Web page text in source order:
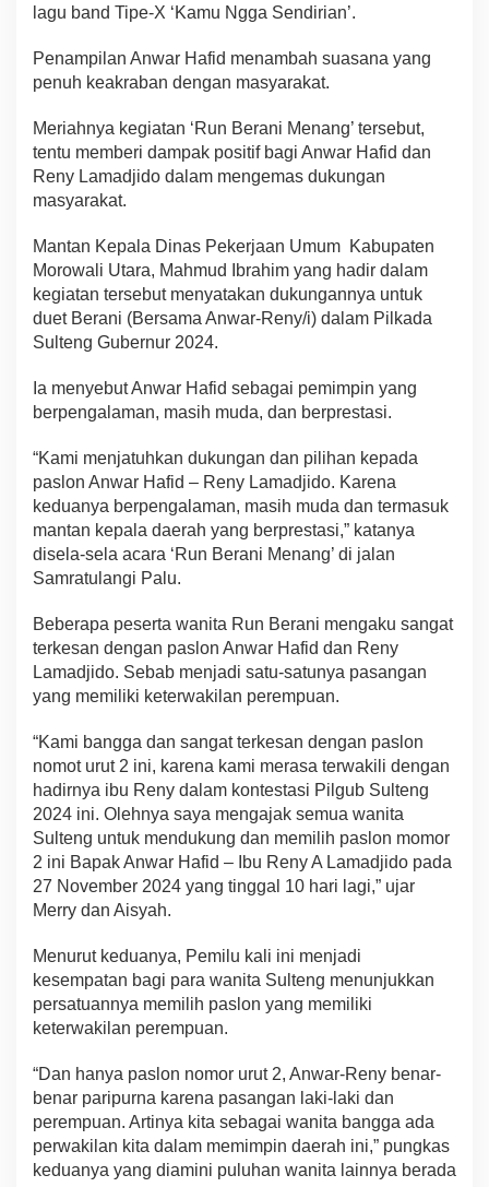
lagu band Tipe-X ‘Kamu Ngga Sendirian’.
Penampilan Anwar Hafid menambah suasana yang
penuh keakraban dengan masyarakat.
Meriahnya kegiatan ‘Run Berani Menang’ tersebut,
tentu memberi dampak positif bagi Anwar Hafid dan
Reny Lamadjido dalam mengemas dukungan
masyarakat.
Mantan Kepala Dinas Pekerjaan Umum Kabupaten
Morowali Utara, Mahmud Ibrahim yang hadir dalam
kegiatan tersebut menyatakan dukungannya untuk
duet Berani (Bersama Anwar-Reny/i) dalam Pilkada
Sulteng Gubernur 2024.
Ia menyebut Anwar Hafid sebagai pemimpin yang
berpengalaman, masih muda, dan berprestasi.
“Kami menjatuhkan dukungan dan pilihan kepada
paslon Anwar Hafid – Reny Lamadjido. Karena
keduanya berpengalaman, masih muda dan termasuk
mantan kepala daerah yang berprestasi,” katanya
disela-sela acara ‘Run Berani Menang’ di jalan
Samratulangi Palu.
Beberapa peserta wanita Run Berani mengaku sangat
terkesan dengan paslon Anwar Hafid dan Reny
Lamadjido. Sebab menjadi satu-satunya pasangan
yang memiliki keterwakilan perempuan.
“Kami bangga dan sangat terkesan dengan paslon
nomot urut 2 ini, karena kami merasa terwakili dengan
hadirnya ibu Reny dalam kontestasi Pilgub Sulteng
2024 ini. Olehnya saya mengajak semua wanita
Sulteng untuk mendukung dan memilih paslon momor
2 ini Bapak Anwar Hafid – Ibu Reny A Lamadjido pada
27 November 2024 yang tinggal 10 hari lagi,” ujar
Merry dan Aisyah.
Menurut keduanya, Pemilu kali ini menjadi
kesempatan bagi para wanita Sulteng menunjukkan
persatuannya memilih paslon yang memiliki
keterwakilan perempuan.
“Dan hanya paslon nomor urut 2, Anwar-Reny benar-
benar paripurna karena pasangan laki-laki dan
perempuan. Artinya kita sebagai wanita bangga ada
perwakilan kita dalam memimpin daerah ini,” pungkas
keduanya yang diamini puluhan wanita lainnya berada